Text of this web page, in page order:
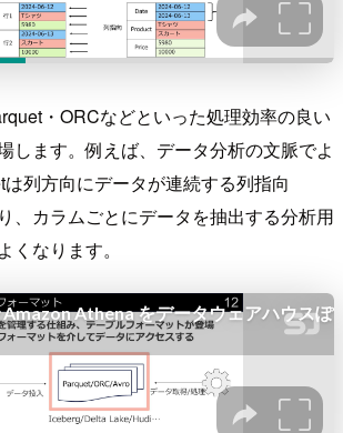
・ORCなどといった処理効率の良い
します。例えば、データ分析の文脈でよ
列方向にデータが連続する列指向
、カラムごとにデータを抽出する分析用
くなります。